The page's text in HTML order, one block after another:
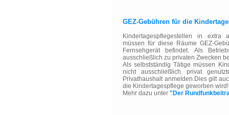
GEZ-Gebühren für die
Kindertagespflegestellen in extra
müssen für diese Räume GEZ-
Fernsehgerät befindet. Als
ausschließlich zu privaten Zwecken
Als selbstständig Tätige müssen
nicht ausschließlich privat
Privathaushalt anmelden.Dies gilt
die Kindertagespflege geworben wird!
Mehr dazu unter "Der